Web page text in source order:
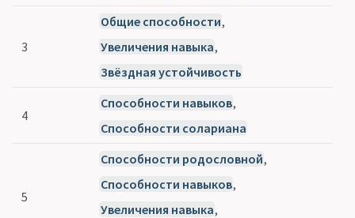
3
Общие способности,
Увеличения навыка,
Звёздная устойчивость
4
Способности навыков,
Способности солариана
5
Способности родословной,
Способности навыков,
Увеличения навыка,